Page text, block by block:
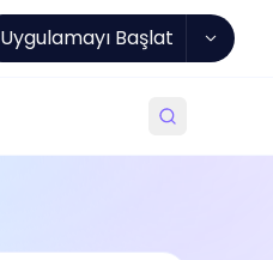
Uygulamayı Başlat